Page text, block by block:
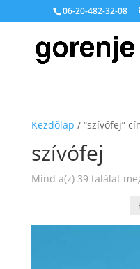
06-20-482-32-08
Kezdőlap / “szívófej”
szívófej
Mind a(z) 39 találat